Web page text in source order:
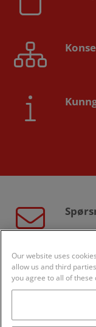
800
Our website uses
allow us and third
you agree to all of these